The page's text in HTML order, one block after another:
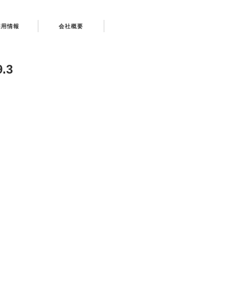
用情報 会社概要